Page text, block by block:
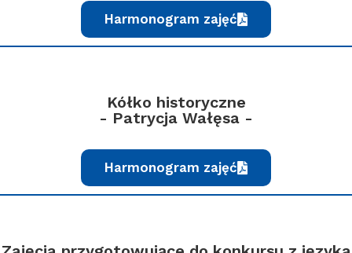
Harmonogram zajęć
Kółko historyczne
- Patrycja Wałęsa -
Harmonogram zajęć